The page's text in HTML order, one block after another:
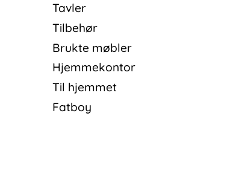
Tavler
Tilbehør
Brukte møbler
Hjemmekontor
Til hjemmet
Fatboy